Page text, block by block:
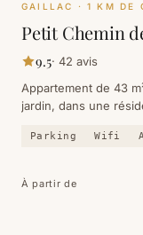
GAILLAC · 1 KM DE
Petit Chemin
9.5· 42 avis
Appartement de 43
jardin, dans une
budget pour les
Parking Wifi
À partir de